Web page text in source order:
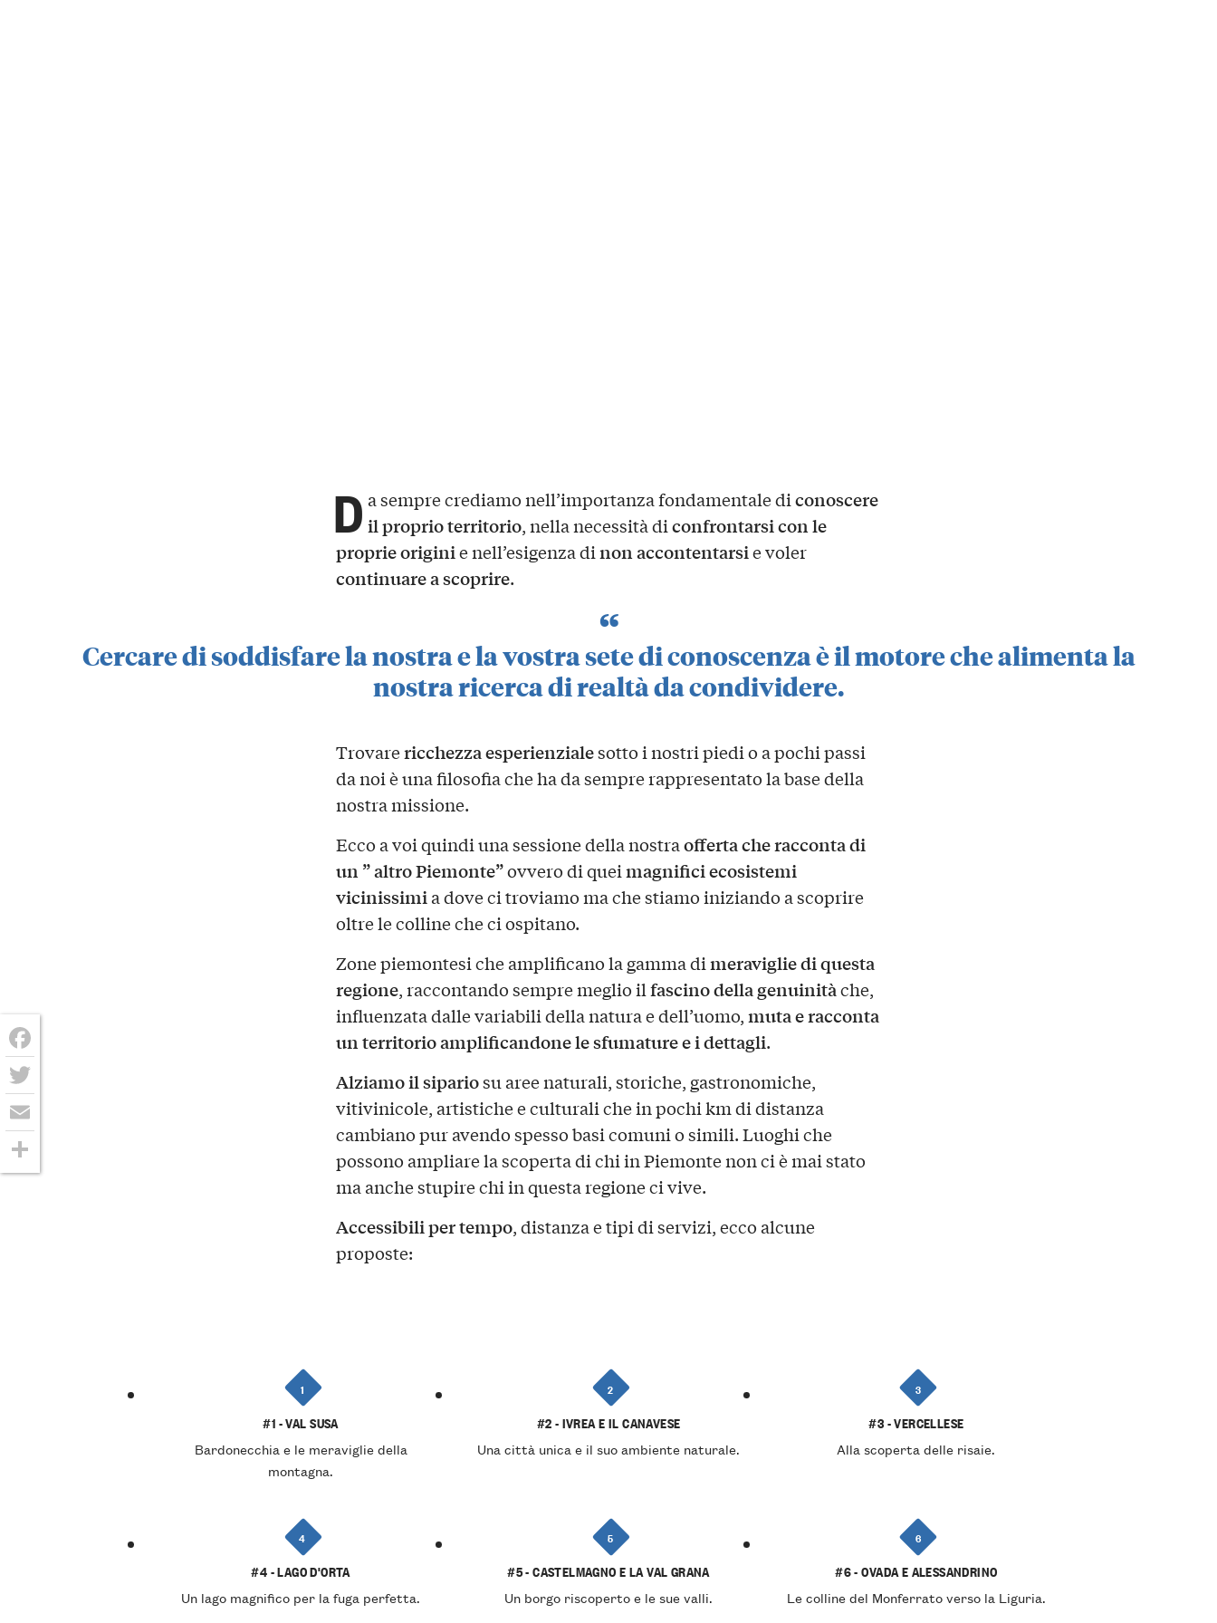
D a sempre crediamo nell’importanza fondamentale diconoscere
il proprio territorio, nella necessità diconfrontarsi con le
proprie originie nell’esigenza dinon accontentarsie voler
continuare a scoprire.
Cercare di soddisfare la nostra e la vostra sete di conoscenza è il motore che alimenta la
nostra ricerca di realtà da condividere.
Trovarericchezza esperienzialesotto i nostri piedi o a pochi passi
da noi è una filosofia che ha da sempre rappresentato la base della
nostra missione.
Ecco a voi quindi una sessione della nostraofferta che racconta di
un ” altro Piemonte”ovvero di queimagnifici ecosistemi
vicinissimi a dove ci troviamo ma che stiamo iniziando a scoprire
oltre le colline che ci ospitano.
Zone piemontesi che amplificano la gamma dimeraviglie di questa
regione, raccontando sempre meglio ilfascino della genuinitàche,
influenzata dalle variabili della natura e dell’uomo,muta e racconta
un territorio amplificandone le sfumature e i dettagli.
Alziamo il sipariosu aree naturali, storiche, gastronomiche,
vitivinicole, artistiche e culturali che in pochi km di distanza
cambiano pur avendo spesso basi comuni o simili. Luoghi che
possono ampliare la scoperta di chi in Piemonte non ci è mai stato
ma anche stupire chi in questa regione ci vive.
Accessibili per tempo, distanza e tipi di servizi, ecco alcune
proposte:
1
#1 - VAL SUSA
Bardonecchia e le meraviglie della
montagna.
2
#2 - IVREA E IL CANAVESE
Una città unica e il suo ambiente naturale.
3
#3 - VERCELLESE
Alla scoperta delle risaie.
4
#4 - LAGO D'ORTA
Un lago magnifico per la fuga perfetta.
5
#5 - CASTELMAGNO E LA VAL GRANA
Un borgo riscoperto e le sue valli.
6
#6 - OVADA E ALESSANDRINO
Le colline del Monferrato verso la Liguria.
Facebook
Twitter
Email
Condividi